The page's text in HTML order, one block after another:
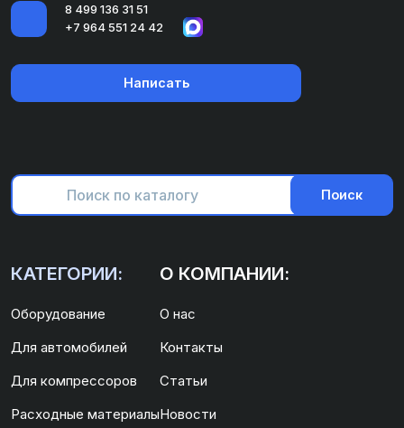
8 499 136 31 51
+7 964 551 24 42
Написать
Поиск
КАТЕГОРИИ:
Оборудование
Для автомобилей
Для компрессоров
Расходные материалы
О КОМПАНИИ:
О нас
Контакты
Статьи
Новости